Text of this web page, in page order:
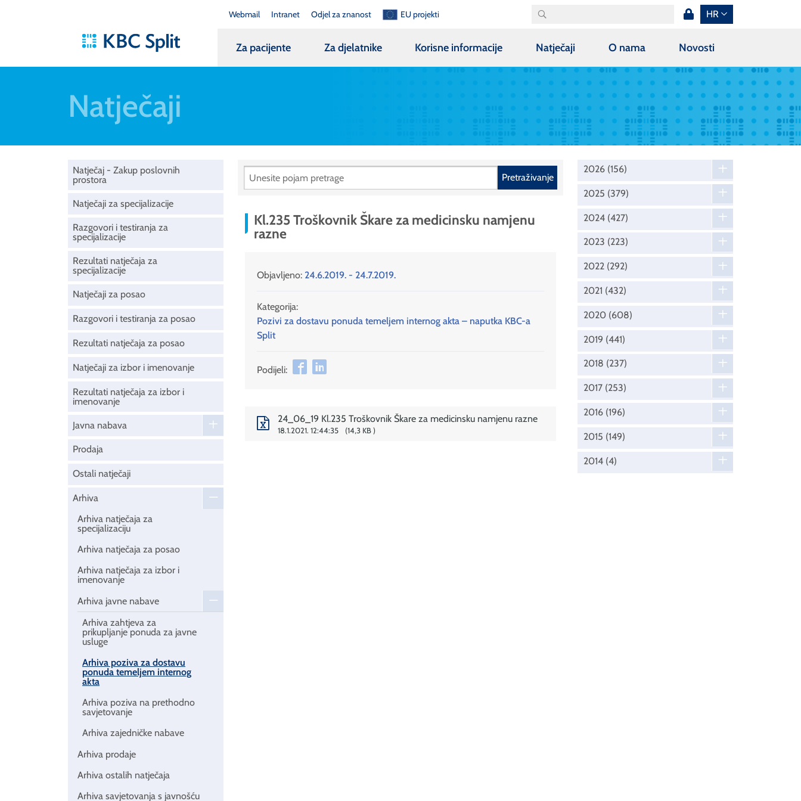
Webmail Intranet Odjel za znanost EU projekti HR
Za pacijente Za djelatnike Korisne informacije Natječaji O nama Novosti
Natječaji
Natječaj - Zakup poslovnih
prostora
Natječaji za specijalizacije
Razgovori i testiranja za
specijalizacije
Rezultati natječaja za
specijalizacije
Natječaji za posao
Razgovori i testiranja za posao
Rezultati natječaja za posao
Natječaji za izbor i imenovanje
Rezultati natječaja za izbor i
imenovanje
Javna nabava
Prodaja
Ostali natječaji
Arhiva
Arhiva natječaja za
specijalizaciju
Arhiva natječaja za posao
Arhiva natječaja za izbor i
imenovanje
Arhiva javne nabave
Arhiva zahtjeva za
prikupljanje ponuda za javne
usluge
Arhiva poziva za dostavu
ponuda temeljem internog
akta
Arhiva poziva na prethodno
savjetovanje
Arhiva zajedničke nabave
Arhiva prodaje
Arhiva ostalih natječaja
Arhiva savjetovanja s javnošću
Pretraživanje
Kl.235 Troškovnik Škare za medicinsku namjenu
razne
Objavljeno: 24.6.2019. - 24.7.2019.
Kategorija:
Pozivi za dostavu ponuda temeljem internog akta – naputka KBC-a
Split
Podijeli:
24_06_19 Kl.235 Troškovnik Škare za medicinsku namjenu razne
18.1.2021. 12:44:35 14,3 KB
2026 (156)
2025 (379)
2024 (427)
2023 (223)
2022 (292)
2021 (432)
2020 (608)
2019 (441)
2018 (237)
2017 (253)
2016 (196)
2015 (149)
2014 (4)